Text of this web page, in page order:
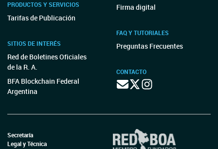
PRODUCTOS Y SERVICIOS
Tarifas de Publicación
SITIOS DE INTERÉS
Red de Boletines Oficiales
de la R. A.
BFA Blockchain Federal
Argentina
Firma digital
FAQ Y TUTORIALES
Preguntas Frecuentes
CONTACTO
Secretaría
Legal y Técnica